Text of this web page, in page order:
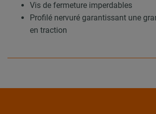
Vis de fermeture imperdables
Profilé nervuré garantissant une
en traction